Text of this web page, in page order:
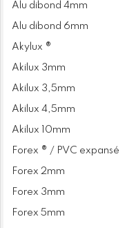
Alu dibond 4mm
Alu dibond 6mm
Akylux ®
Akilux 3mm
Akilux 3,5mm
Akilux 4,5mm
Akilux 10mm
Forex ® / PVC expansé
Forex 2mm
Forex 3mm
Forex 5mm